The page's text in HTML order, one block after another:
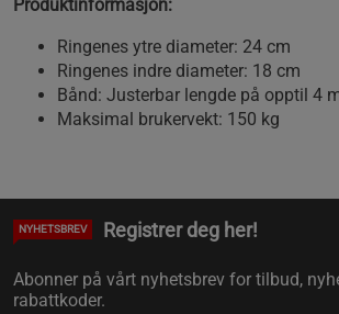
Produktinformasjon:
Ringenes ytre diameter: 24 cm
Ringenes indre diameter: 18 cm
Bånd: Justerbar lengde på opptil 4
Maksimal brukervekt: 150 kg
NYHETSBREV Registrer deg her!
Abonner på vårt nyhetsbrev for tilbud,
rabattkoder.